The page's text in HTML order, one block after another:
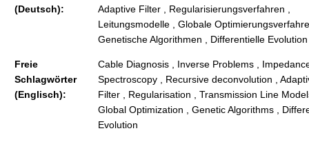
(Deutsch):
Adaptive Filter , Regularisierungsverfahren ,
Leitungsmodelle , Globale
Genetische Algorithmen , Differentielle Evolution
Freie
Schlagwörter
(Englisch):
Cable Diagnosis , Inverse Problems ,
Spectroscopy , Recursive deconvolution ,
Filter , Regularisation , Transmission Line
Global Optimization , Genetic Algorithms ,
Evolution